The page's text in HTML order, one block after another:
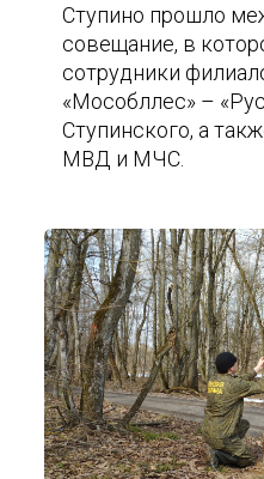
Ступино прошло
совещание, в
сотрудники
«Мособллес» –
Ступинского, а
МВД и МЧС.